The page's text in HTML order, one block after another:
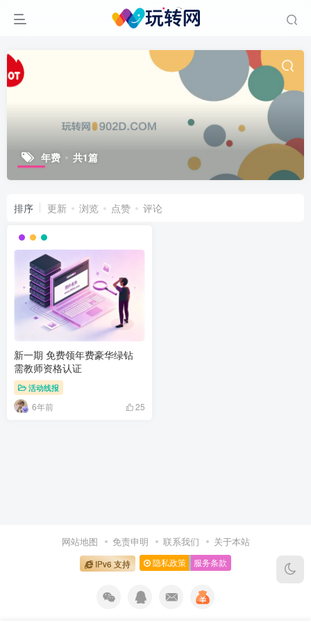
年费 共1篇
排序 更新 浏览 点赞 评论
新一期 免费领年费豪华绿钻
需教师资格认证
活动线报
6年前 25
网站地图 免责申明 联系我们 关于本站
IPv6 支持 隐私政策 服务条款